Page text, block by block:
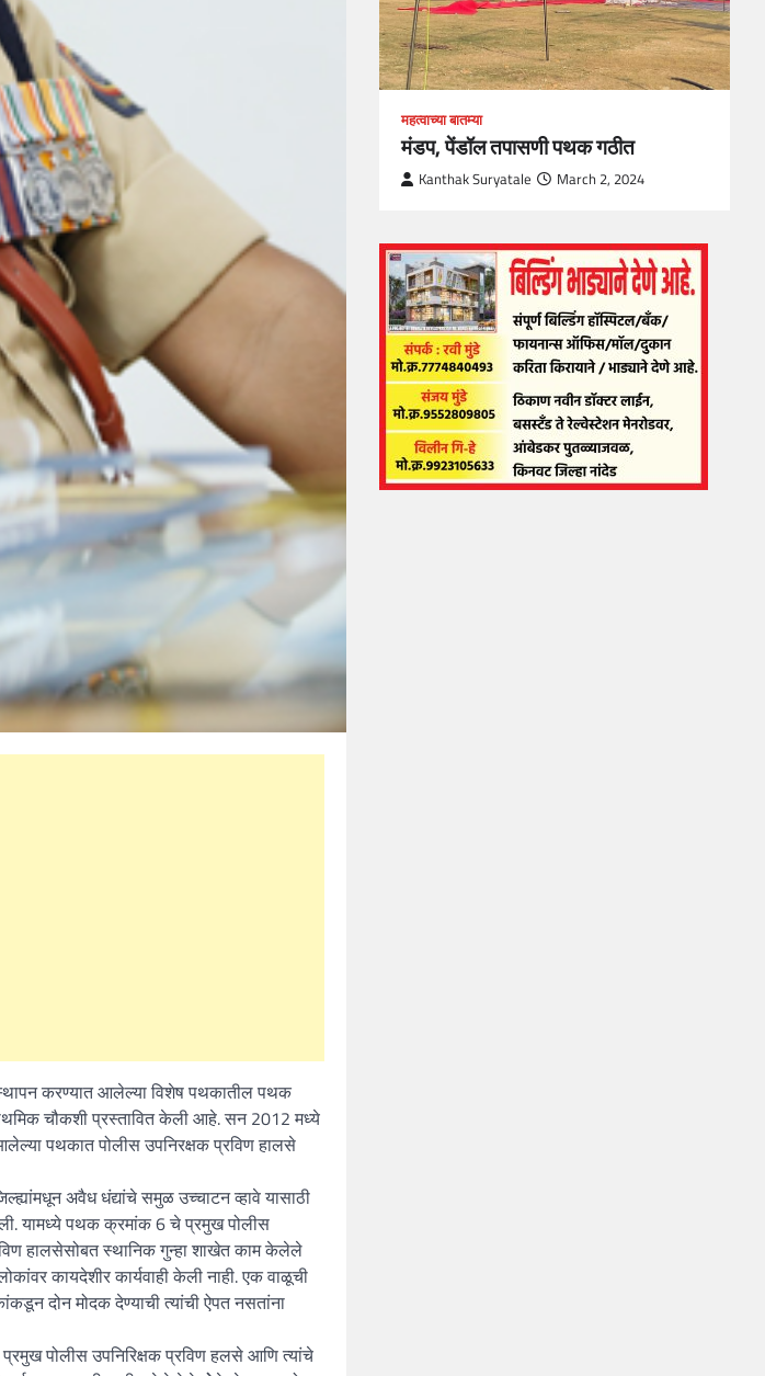
स्थापन करण्यात आलेल्या विशेष पथकातील पथक
चौकशी प्रस्तावित केली आहे. सन 2012 मध्ये
पथकात पोलीस उपनिरक्षक प्रविण हालसे
अवैध धंद्यांचे समुळ उच्चाटन व्हावे यासाठी
यामध्ये पथक क्रमांक 6 चे प्रमुख पोलीस
हालसेसोबत स्थानिक गुन्हा शाखेत काम केलेले
कायदेशीर कार्यवाही केली नाही. एक वाळूची
दोन मोदक देण्याची त्यांची ऐपत नसतांना
प्रमुख पोलीस उपनिरिक्षक प्रविण हलसे आणि त्यांचे
महत्वाच्या बातम्या
मंडप, पेंडॉल तपासणी पथक गठीत
Kanthak Suryatale March 2, 2024